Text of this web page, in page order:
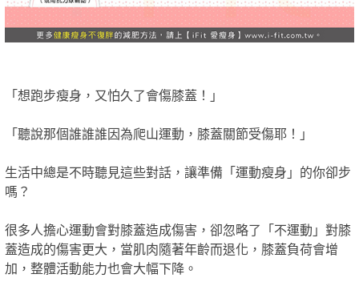
「想跑步瘦身，又怕久了會傷膝蓋！」
「聽說那個誰誰誰因為爬山運動，膝蓋關節受傷耶！」
生活中總是不時聽見這些對話，讓準備「運動瘦身」的你卻步
嗎？
很多人擔心運動會對膝蓋造成傷害，卻忽略了「不運動」對膝
蓋造成的傷害更大，當肌肉隨著年齡而退化，膝蓋負荷會增
加，整體活動能力也會大幅下降。